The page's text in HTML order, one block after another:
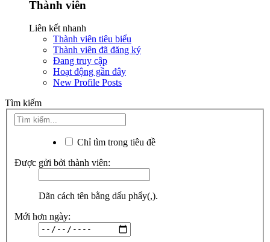
Thành viên
Liên kết nhanh
Thành viên tiêu biểu
Thành viên đã đăng ký
Đang truy cập
Hoạt động gần đây
New Profile Posts
Tìm kiếm
Chỉ tìm trong tiêu đề
Được gửi bởi thành viên:
Dãn cách tên bằng dấu phẩy(,).
Mới hơn ngày: